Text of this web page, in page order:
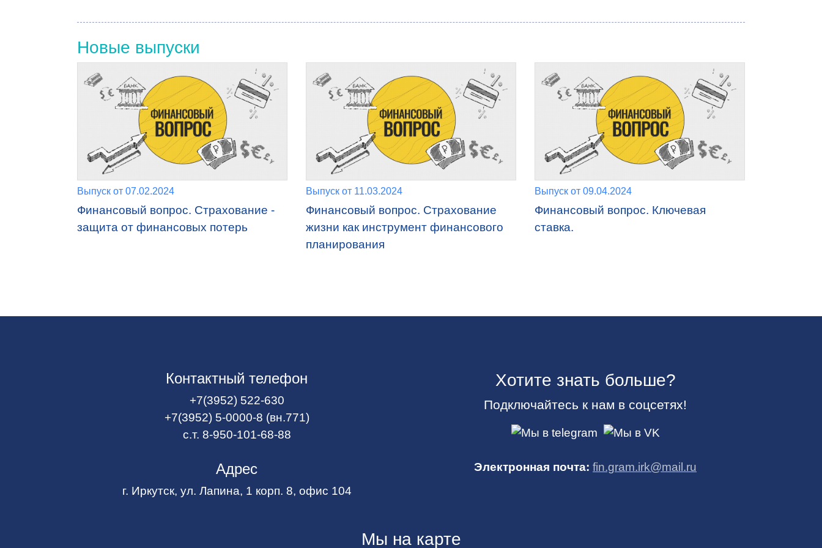
Новые выпуски
Выпуск от 07.02.2024
Финансовый вопрос. Страхование -
защита от финансовых потерь
Выпуск от 11.03.2024
Финансовый вопрос. Страхование
жизни как инструмент финансового
планирования
Выпуск от 09.04.2024
Финансовый вопрос. Ключевая
ставка.
Контактный телефон
+7(3952) 522-630
+7(3952) 5-0000-8 (вн.771)
с.т. 8-950-101-68-88
Адрес
г. Иркутск, ул. Лапина, 1 корп. 8, офис 104
Хотите знать больше?
Подключайтесь к нам в соцсетях!
Электронная почта: fin.gram.irk@mail.ru
Мы на карте